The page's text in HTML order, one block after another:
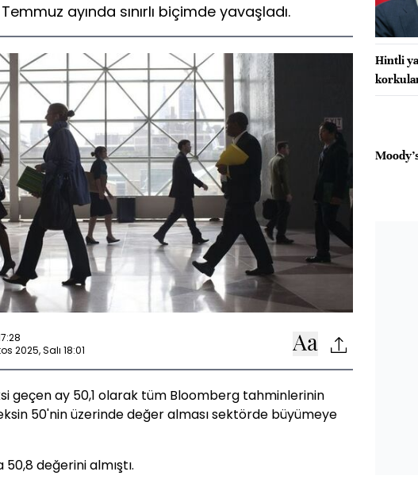
ayında sınırlı biçimde yavaşladı.
2025, Salı 18:01
geçen ay 50,1 olarak tüm Bloomberg tahminlerinin
50'nin üzerinde değer alması sektörde büyümeye
değerini almıştı.
Hintli